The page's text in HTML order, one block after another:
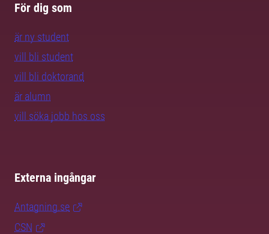
För dig som
är ny student
vill bli student
vill bli doktorand
är alumn
vill söka jobb hos oss
Externa ingångar
Antagning.se
CSN